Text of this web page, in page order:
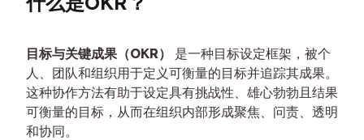
目标与关键成果（OKR）
是一种目标设定框架，被个
人、团队和组织用于定义可衡量的目标并追踪其成果。
这种协作方法有助于设定具有挑战性、雄心勃勃且结果
可衡量的目标，从而在组织内部形成聚焦、问责、透明
和协同。